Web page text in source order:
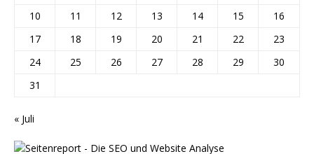
10
11 12 13 14 15
16
17
18 19 20 21 22
23
24
25 26 27 28 29
30
31
« Juli